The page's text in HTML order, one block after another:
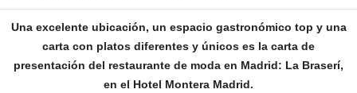
Una excelente ubicación, un espacio gastronómico top y una
carta con platos diferentes y únicos es la carta de
presentación del restaurante de moda en Madrid: La Braserí,
en el Hotel Montera Madrid.